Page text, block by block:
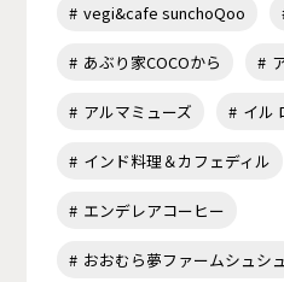
vegi&cafe sunchoQoo
あぶり家COCOから
アルマミューズ イル
インド料理＆カフェディル
エンデレアコーヒー
おおむら夢ファームシュシュ